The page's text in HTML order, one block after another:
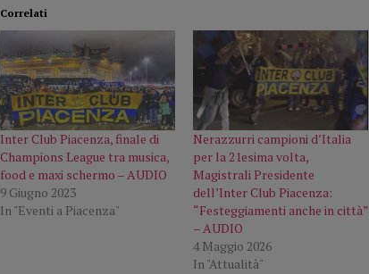
Correlati
Inter Club Piacenza, finale di
Champions League tra musica,
food e maxi schermo – AUDIO
9 Giugno 2023
In "Eventi a Piacenza"
Nerazzurri campioni d’Italia
per la 21esima volta,
Magistrali Presidente
dell’Inter Club Piacenza:
“Festeggiamenti anche in città”
– AUDIO
4 Maggio 2026
In "Attualità"